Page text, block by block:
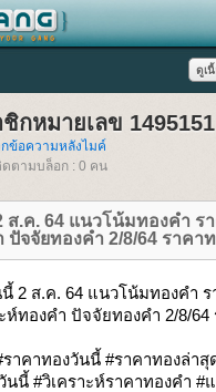
กหมายเลข 1495151
ข้อความหลังไมค์
ตามบล็อก : 0 คน
ส.ค. 64 แนวโน้มทองคำ ร
ปัจจัยทองคำ 2/8/64 ราคา
2 ส.ค. 64 แนวโน้มทองคำ
ห์ทองคำ ปัจจัยทองคำ 2/8/64
ราคาทองวันนี้ #ราคาทองล่าสุ
นนี้ #วิเคราะห์ราคาทองคำ #